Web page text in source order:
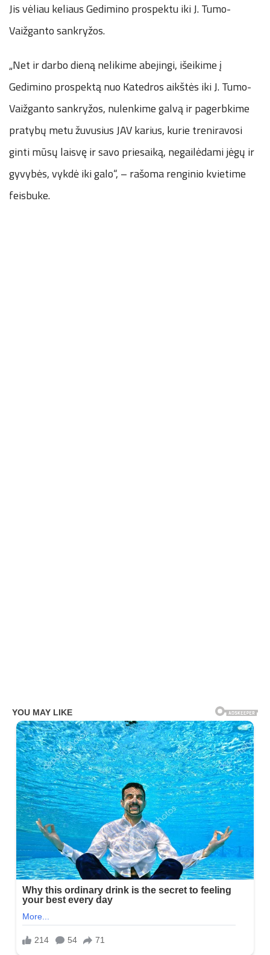
Jis vėliau keliaus Gedimino prospektu iki J. Tumo-
Vaižganto sankryžos.
„Net ir darbo dieną nelikime abejingi, išeikime į
Gedimino prospektą nuo Katedros aikštės iki J. Tumo-
Vaižganto sankryžos, nulenkime galvą ir pagerbkime
pratybų metu žuvusius JAV karius, kurie treniravosi
ginti mūsų laisvę ir savo priesaiką, negailėdami jėgų ir
gyvybės, vykdė iki galo“, – rašoma renginio kvietime
feisbuke.